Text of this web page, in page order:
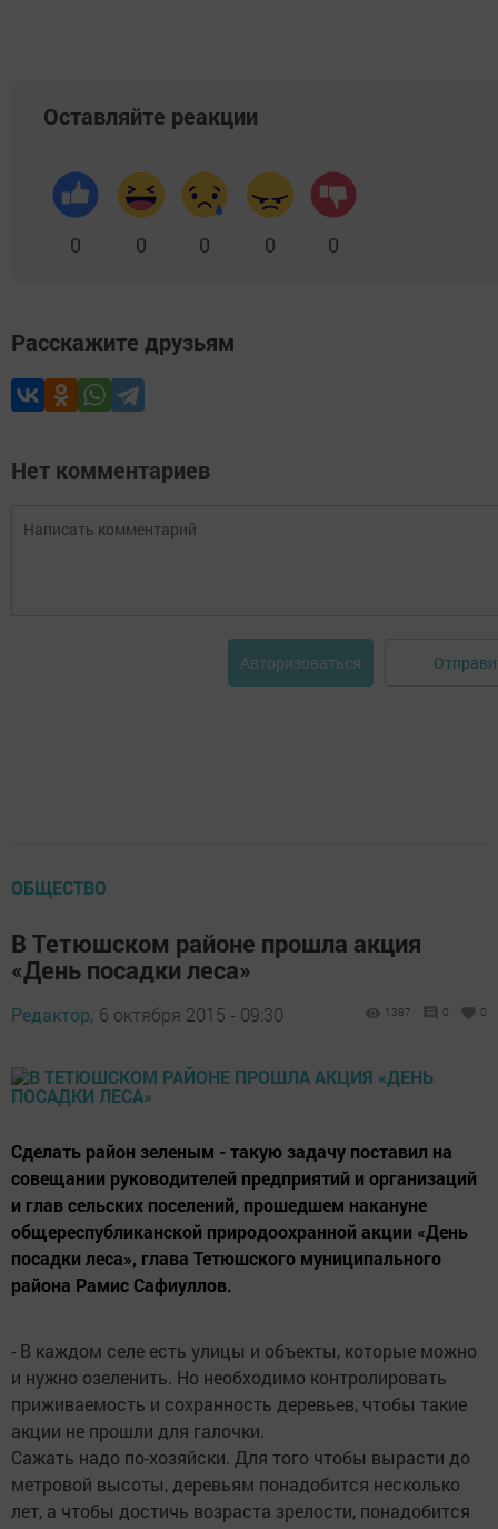
Оставляйте реакции
0 0 0 0 0
Расскажите друзьям
Нет комментариев
Авторизоваться
ОБЩЕСТВО
В Тетюшском районе прошла акция
«День посадки леса»
Редактор, 6 октября 2015 - 09:30 1387 0 0
Сделать район зеленым - такую задачу поставил на
совещании руководителей предприятий и организаций
и глав сельских поселений, прошедшем накануне
общерес­публиканской природоохранной акции «День
посадки леса», глава Тетюшского муниципального
района Рамис Сафиуллов.
- В каждом селе есть улицы и объекты, которые можно
и нужно озеленить. Но необходимо конт­ролировать
приживаемость и сохранность деревьев, чтобы такие
акции не прошли для галочки.
Сажать надо по-хозяйски. Для того чтобы вырасти до
метровой высоты, деревьям понадобится несколько
лет, а чтобы достичь возраста зрелости, понадобится